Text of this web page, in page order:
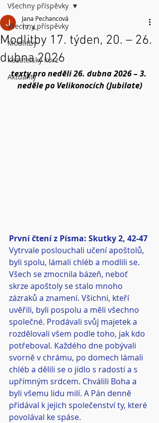
Všechny příspěvky
Modlitby
Kazatelský kurz
Aktuality
Všechny příspěvky
Modlitby 17. týden, 20. – 26.
dubna 2026
Jana Pechancová
17. 4.
texty pro neděli 26. dubna 2026 – 3.
neděle po Velikonocích (Jubilate)
První čtení z Písma: Skutky 2, 42-47
Vytrvale poslouchali učení apoštolů,
byli spolu, lámali chléb a modlili se.
Všech se zmocnila bázeň, neboť
skrze apoštoly se stalo mnoho
zázraků a znamení. Všichni, kteří
uvěřili, byli pospolu a měli všechno
společné. Prodávali svůj majetek a
rozdělovali všem podle toho, jak kdo
potřeboval. Každého dne pobývali
svorně v chrámu, po domech lámali
chléb a dělili se o jídlo s radostí a s
upřímným srdcem. Chválili Boha a
byli všemu lidu milí. A Pán denně
přidával k jejich společenství ty, které
povolával ke spáse.